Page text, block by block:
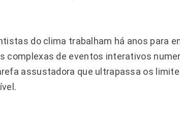
do clima trabalham há anos para
complexas de eventos interativos
assustadora que ultrapassa os